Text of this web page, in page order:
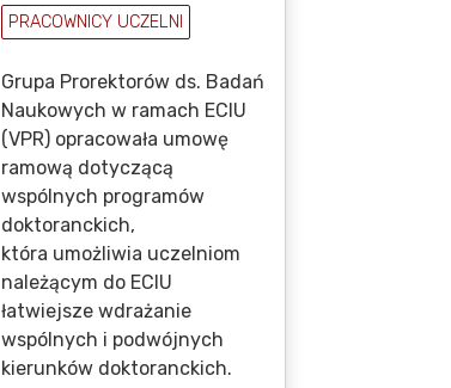
PRACOWNICY UCZELNI
Grupa Prorektorów ds. Badań
Naukowych w ramach ECIU
(VPR) opracowała umowę
ramową dotyczącą
wspólnych programów
doktoranckich,
która umożliwia uczelniom
należącym do ECIU
łatwiejsze wdrażanie
wspólnych i podwójnych
kierunków doktoranckich.